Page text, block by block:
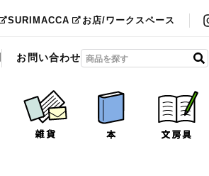
SURIMACCA お店/ワークスペース
お問い合わせ